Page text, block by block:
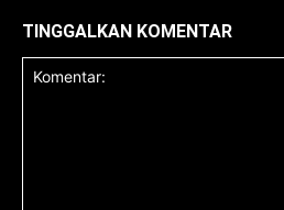
TINGGALKAN KOMENTAR